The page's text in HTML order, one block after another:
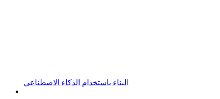
البناء باستخدام الذكاء الاصطناعي